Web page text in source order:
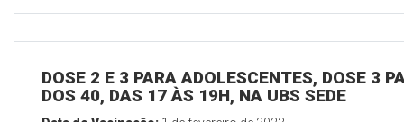
DOSE 2 E 3 PARA ADOLESCENTES, DOSE 3
DOS 40, DAS 17 ÀS 19H, NA UBS SEDE